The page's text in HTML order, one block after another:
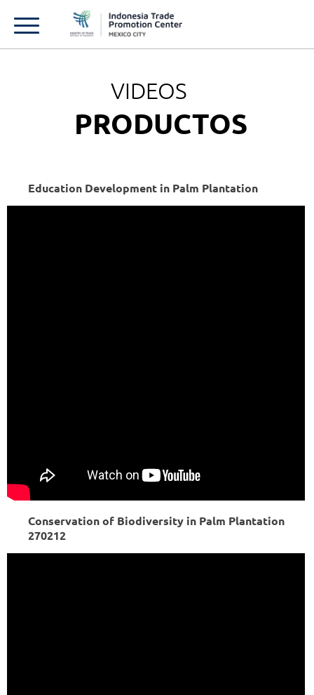
VIDEOS
PRODUCTOS
Education Development in Palm Plantation
Conservation of Biodiversity in Palm Plantation
270212